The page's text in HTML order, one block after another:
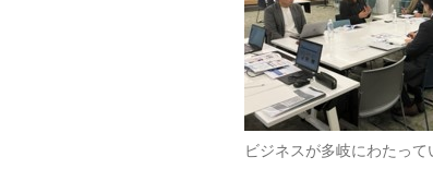
ビジネスが多岐にわたって